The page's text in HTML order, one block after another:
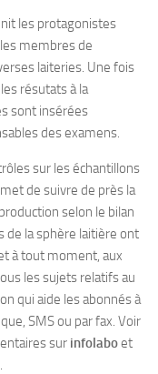
les protagonistes
membres de
laiteries. Une fois
résutats à la
sont insérées
des examens.
sur les échantillons
de suivre de près la
selon le bilan
de la sphère laitière ont
à tout moment, aux
les sujets relatifs au
qui aide les abonnés à
SMS ou par fax. Voir
sur infolaboet